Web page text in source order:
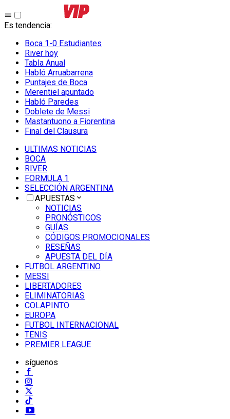
Es tendencia:
Boca 1-0 Estudiantes
River hoy
Tabla Anual
Habló Arruabarrena
Puntajes de Boca
Merentiel apuntado
Habló Paredes
Doblete de Messi
Mastantuono a Fiorentina
Final del Clausura
ULTIMAS NOTICIAS
BOCA
RIVER
FORMULA 1
SELECCIÓN ARGENTINA
APUESTAS
NOTICIAS
PRONÓSTICOS
GUÍAS
CÓDIGOS PROMOCIONALES
RESEÑAS
APUESTA DEL DÍA
FUTBOL ARGENTINO
MESSI
LIBERTADORES
ELIMINATORIAS
COLAPINTO
EUROPA
FUTBOL INTERNACIONAL
TENIS
PREMIER LEAGUE
síguenos